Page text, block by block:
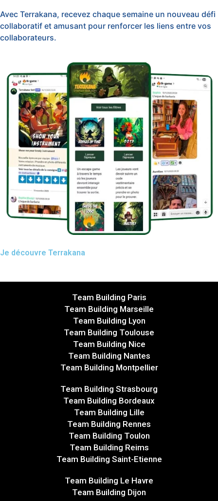
Avec Terrakana, recevez chaque semaine un nouveau défi
collaboratif et amusant pour renforcer les liens entre vos
collaborateurs.
Je découvre Terrakana
Team Building Paris
Team Building Marseille
Team Building Lyon
Team Building Toulouse
Team Building Nice
Team Building Nantes
Team Building Montpellier
Team Building Strasbourg
Team Building Bordeaux
Team Building Lille
Team Building Rennes
Team Building Toulon
Team Building Reims
Team Building Saint-Etienne
Team Building Le Havre
Team Building Dijon